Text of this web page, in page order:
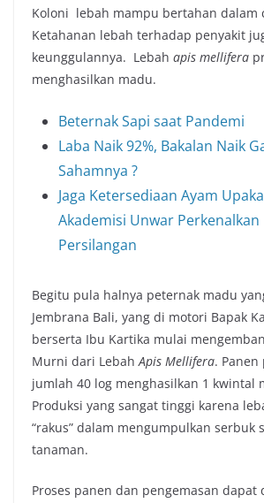
Koloni lebah mampu bertahan dalam
Ketahanan lebah terhadap penyakit
keunggulannya. Lebah apis mellifera
menghasilkan madu.
Beternak Sapi saat Pandemi
Laba Naik 92%, Bakalan Naik
Sahamnya ?
Jaga Ketersediaan Ayam
Akademisi Unwar
Persilangan
Begitu pula halnya peternak madu
Jembrana Bali, yang di motori Bapak
berserta Ibu Kartika mulai
Murni dari LebahApis Mellifera.
jumlah 40 log menghasilkan 1 kwintal
Produksi yang sangat tinggi karena
“rakus” dalam mengumpulkan serbuk
tanaman.
Proses panen dan pengemasan